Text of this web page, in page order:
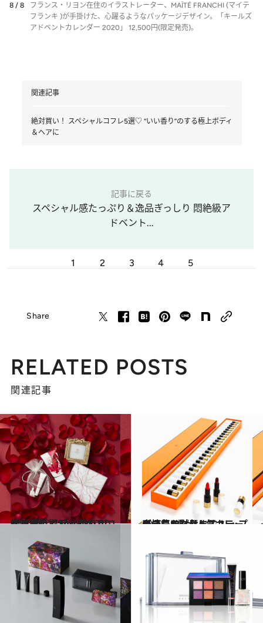
8 / 8
フランス・リヨン在住のイラストレーター、MAÏTÉ FRANCHI (マイテ
フランキ )が手掛けた、心躍るようなパッケージデザイン。「キールズ
アドベントカレンダー 2020」 12,500円(限定発売)。
関連記事
絶対買い！ スペシャルコフレ5選♡ “いい香り”のする極上ボディ
＆ヘアに
記事に戻る
スペシャル感たっぷり＆逸品ぎっしり 悶絶級ア
ドベント...
1 2 3 4 5
Share
RELATED POSTS
関連記事
2020.10.20
絶対買い！ スペシャルコフレ5選♡ “いい香り”のする極上ボディ＆ヘアに
ビューティ＆ヘルス 2020.10.21
表情豊かな唇に♡ リップコフレ5選 大人気カラーが一気に試せます！
ビューティ＆ヘルス